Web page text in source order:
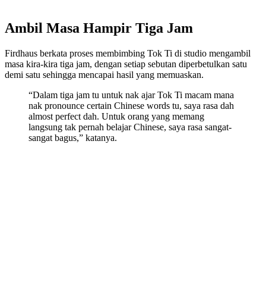
Ambil Masa Hampir Tiga Jam
Firdhaus berkata proses membimbing Tok Ti di studio mengambil
masa kira-kira tiga jam, dengan setiap sebutan diperbetulkan satu
demi satu sehingga mencapai hasil yang memuaskan.
“Dalam tiga jam tu untuk nak ajar Tok Ti macam mana
nak pronounce certain Chinese words tu, saya rasa dah
almost perfect dah. Untuk orang yang memang
langsung tak pernah belajar Chinese, saya rasa sangat-
sangat bagus,” katanya.